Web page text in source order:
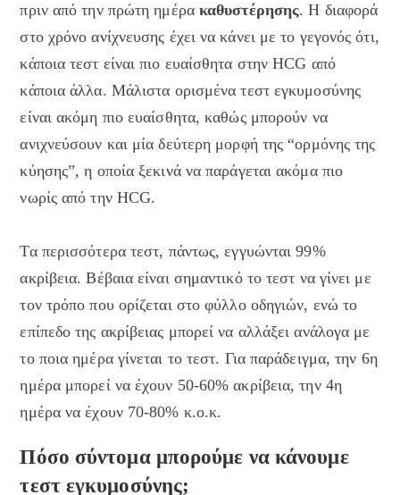
πριν από την πρώτη ημέρα καθυστέρησης. Η διαφορά
στο χρόνο ανίχνευσης έχει να κάνει με το γεγονός ότι,
κάποια τεστ είναι πιο ευαίσθητα στην HCG από
κάποια άλλα. Μάλιστα oρισμένα τεστ εγκυμοσύνης
είναι ακόμη πιο ευαίσθητα, καθώς μπορούν να
ανιχνεύσουν και μία δεύτερη μορφή της “ορμόνης της
κύησης”, η οποία ξεκινά να παράγεται ακόμα πιο
νωρίς από την HCG.
Τα περισσότερα τεστ, πάντως, εγγυώνται 99%
ακρίβεια. Βέβαια είναι σημαντικό το τεστ να γίνει με
τον τρόπο που ορίζεται στο φύλλο οδηγιών, ενώ το
επίπεδο της ακρίβειας μπορεί να αλλάξει ανάλογα με
το ποια ημέρα γίνεται το τεστ. Για παράδειγμα, την 6η
ημέρα μπορεί να έχουν 50-60% ακρίβεια, την 4η
ημέρα να έχουν 70-80% κ.ο.κ.
Πόσο σύντομα μπορούμε να κάνουμε
τεστ εγκυμοσύνης;